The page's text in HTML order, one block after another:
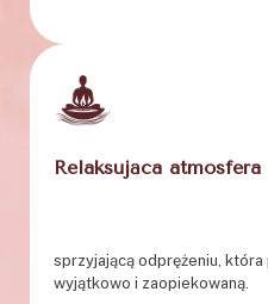
Relaksująca atmosfera
sprzyjającą odprężeniu,
wyjątkowo i zaopiekowaną.